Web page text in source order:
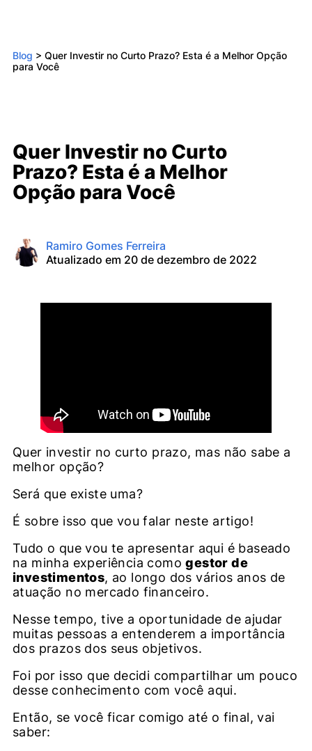
Blog > Quer Investir no Curto Prazo? Esta é a Melhor Opção
para Você
Quer Investir no Curto
Prazo? Esta é a Melhor
Opção para Você
Ramiro Gomes Ferreira
Atualizado em 20 de dezembro de 2022
Quer investir no curto prazo, mas não sabe a
melhor opção?
Será que existe uma?
É sobre isso que vou falar neste artigo!
Tudo o que vou te apresentar aqui é baseado
na minha experiência comogestor de
investimentos, ao longo dos vários anos de
atuação no mercado financeiro.
Nesse tempo, tive a oportunidade de ajudar
muitas pessoas a entenderem a importância
dos prazos dos seus objetivos.
Foi por isso que decidi compartilhar um pouco
desse conhecimento com você aqui.
Então, se você ficar comigo até o final, vai
saber: